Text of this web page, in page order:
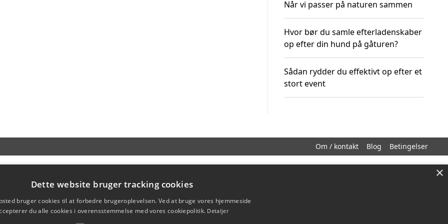
Når vi passer på naturen sammen
Hvor bør du samle efterladenskaber
op efter din hund på gåturen?
Sådan rydder du effektivt op efter et
stort event
Om / kontakt Blog Betingelser
×
Dette website bruger tracking cookies
bruger cookies til at forbedre brugeroplevelsen. Ved at bruge vores hjemmeside
du alle cookies i overensstemmelse med vores cookiepolitik. Detaljer